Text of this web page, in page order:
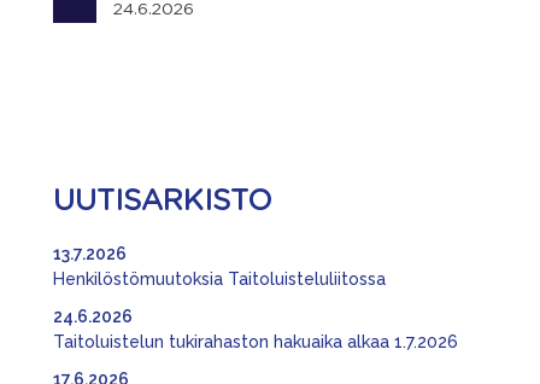
24.6.2026
UUTISARKISTO
Henkilöstömuutoksia Taitoluisteluliitossa
13.7.2026
Taitoluistelun tukirahaston hakuaika alkaa 1.7.2026
24.6.2026
17.6.2026